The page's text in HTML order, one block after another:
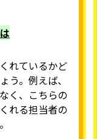
れているかど
う。例えば、
く、こちらの
れる担当者の